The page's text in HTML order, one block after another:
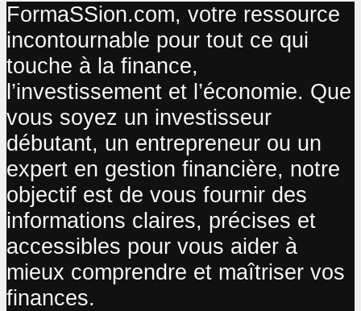
FormaSSion.com, votre ressource
incontournable pour tout ce qui
touche à la finance,
l’investissement et l’économie. Que
vous soyez un investisseur
débutant, un entrepreneur ou un
expert en gestion financière, notre
objectif est de vous fournir des
informations claires, précises et
accessibles pour vous aider à
mieux comprendre et maîtriser vos
finances.